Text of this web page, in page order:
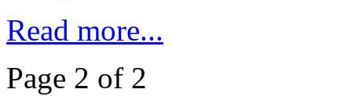
Read more...
Page 2 of 2